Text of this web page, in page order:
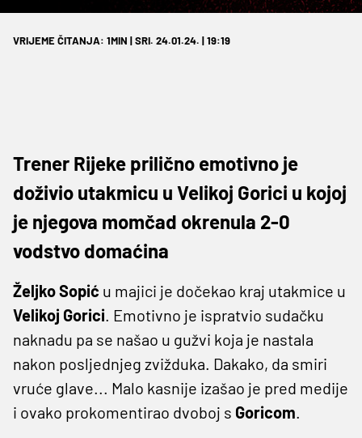
VRIJEME ČITANJA: 1MIN | SRI. 24.01.24. | 19:19
Trener Rijeke prilično emotivno je
doživio utakmicu u Velikoj Gorici u kojoj
je njegova momčad okrenula 2-0
vodstvo domaćina
Željko Sopić u majici je dočekao kraj utakmice u
Velikoj Gorici. Emotivno je ispratvio sudačku
naknadu pa se našao u gužvi koja je nastala
nakon posljednjeg zvižduka. Dakako, da smiri
vruće glave... Malo kasnije izašao je pred medije
i ovako prokomentirao dvoboj s Goricom.